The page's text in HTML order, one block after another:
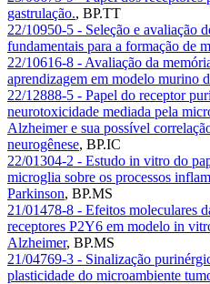
gastrulação., BP.TT
22/10950-5 - Seleção e avaliação
fundamentais para a formação de
22/10616-8 - Avaliação da
aprendizagem em modelo murino
22/12888-5 - Papel do receptor
neurotoxicidade mediada pela
Alzheimer e sua possível
neurogênese, BP.IC
22/01304-2 - Estudo in vitro do
microglia sobre os processos
Parkinson, BP.MS
21/01478-8 - Efeitos moleculares
receptores P2Y6 em modelo in
Alzheimer, BP.MS
21/04769-3 - Sinalização
plasticidade do microambiente